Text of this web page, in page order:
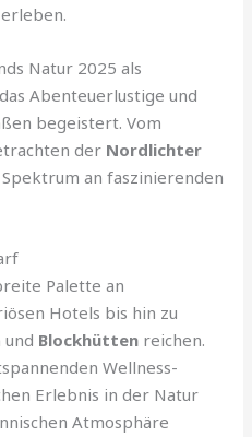
Natur 2025 als
Abenteuerlustige und
begeistert. Vom
der Nordlichter
an faszinierenden
Palette an
Hotels bis hin zu
Blockhütten reichen.
Wellness-
Erlebnis in der Natur
Atmosphäre